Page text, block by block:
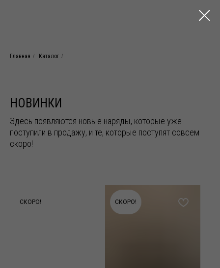
Главная / Каталог /
НОВИНКИ
Здесь появляются новые наряды, которые уже
поступили в продажу, и те, которые поступят совсем
скоро!
СКОРО! СКОРО!